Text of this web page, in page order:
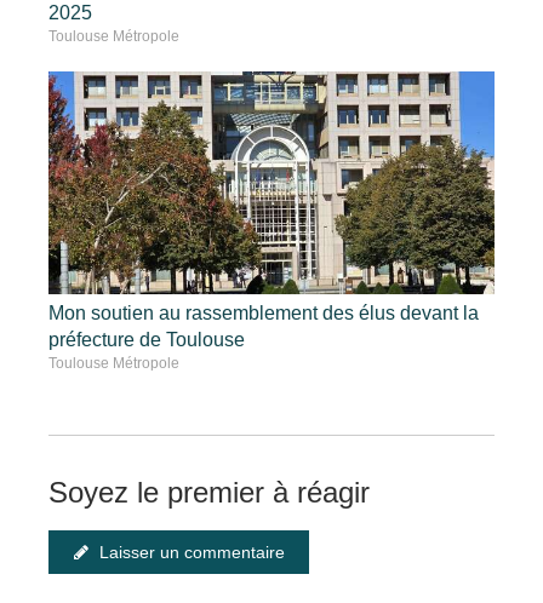
2025
Toulouse Métropole
Mon soutien au rassemblement des élus devant la
préfecture de Toulouse
Toulouse Métropole
Soyez le premier à réagir
Laisser un commentaire